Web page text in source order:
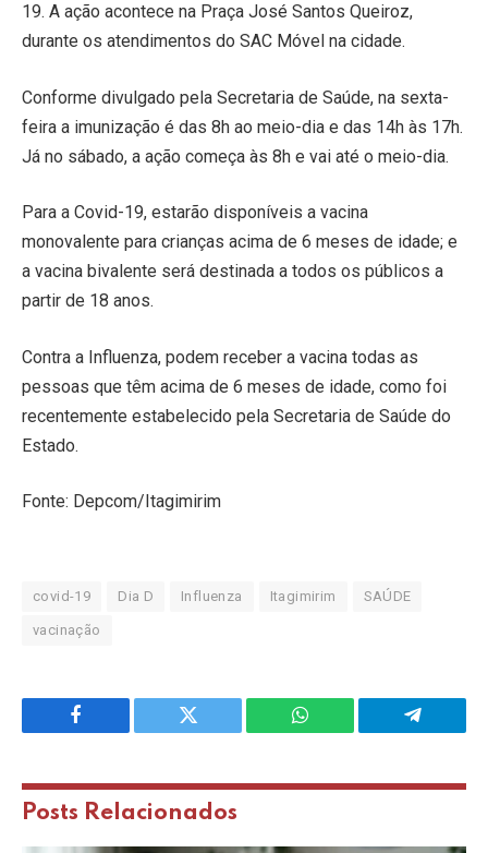
19. A ação acontece na Praça José Santos Queiroz,
durante os atendimentos do SAC Móvel na cidade.
Conforme divulgado pela Secretaria de Saúde, na sexta-
feira a imunização é das 8h ao meio-dia e das 14h às 17h.
Já no sábado, a ação começa às 8h e vai até o meio-dia.
Para a Covid-19, estarão disponíveis a vacina
monovalente para crianças acima de 6 meses de idade; e
a vacina bivalente será destinada a todos os públicos a
partir de 18 anos.
Contra a Influenza, podem receber a vacina todas as
pessoas que têm acima de 6 meses de idade, como foi
recentemente estabelecido pela Secretaria de Saúde do
Estado.
Fonte: Depcom/Itagimirim
covid-19 Dia D Influenza Itagimirim SAÚDE
vacinação
Facebook Twitter WhatsApp Telegram
Posts Relacionados